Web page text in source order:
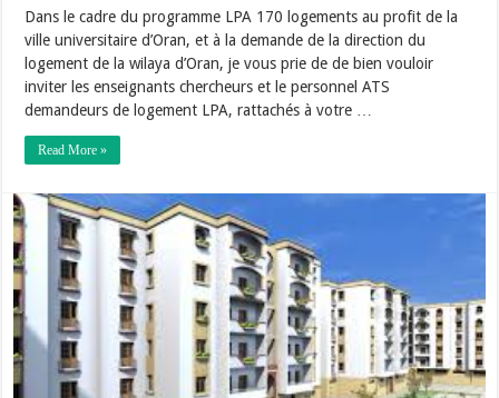
Dans le cadre du programme LPA 170 logements au profit de la
ville universitaire d’Oran, et à la demande de la direction du
logement de la wilaya d’Oran, je vous prie de de bien vouloir
inviter les enseignants chercheurs et le personnel ATS
demandeurs de logement LPA, rattachés à votre …
Read More »